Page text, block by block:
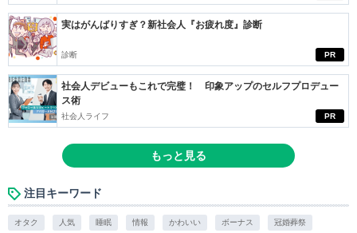
PR
実はがんばりすぎ？新社会人『お疲れ度』診断
診断
PR
社会人デビューもこれで完璧！ 印象アップのセルフプロデュー
ス術
社会人ライフ
もっと見る
注目キーワード
オタク 人気 睡眠 情報 かわいい ボーナス 冠婚葬祭